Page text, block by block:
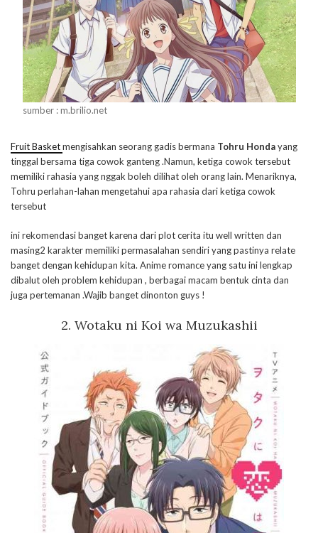
sumber : m.brilio.net
Fruit Basketmengisahkan seorang gadis bermana Tohru Hondayang
tinggal bersama tiga cowok ganteng .Namun, ketiga cowok tersebut
memiliki rahasia yang nggak boleh dilihat oleh orang lain. Menariknya,
Tohru perlahan-lahan mengetahui apa rahasia dari ketiga cowok
tersebut
ini rekomendasi banget karena dari plot cerita itu well written dan
masing2 karakter memiliki permasalahan sendiri yang pastinya relate
banget dengan kehidupan kita. Anime romance yang satu ini lengkap
dibalut oleh problem kehidupan , berbagai macam bentuk cinta dan
juga pertemanan .Wajib banget dinonton guys !
2. Wotaku ni Koi wa Muzukashii